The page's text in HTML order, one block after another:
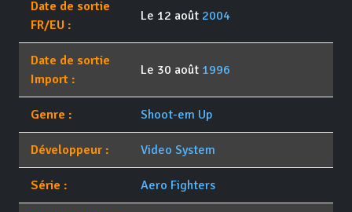
Date de sortie
FR/EU :
Le 12 août 2004
Date de sortie
Import :
Le 30 août 1996
Genre : Shoot-em Up
Développeur : Video System
Série : Aero Fighters